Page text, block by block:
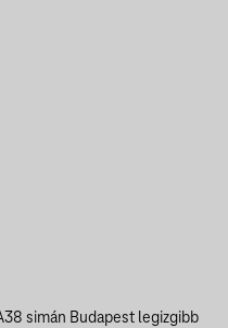
simán Budapest legizgibb